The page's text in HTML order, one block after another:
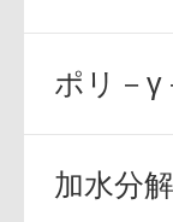
ポリ－γ
加水分